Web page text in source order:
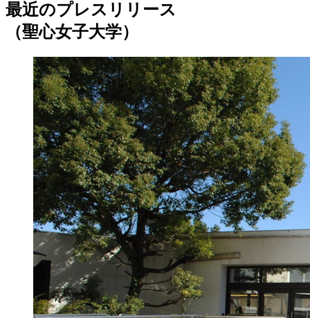
最近のプレスリリース
（聖心女子大学）